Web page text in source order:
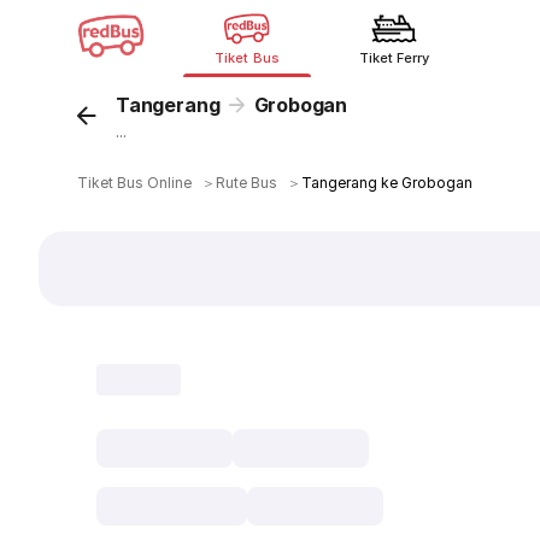
Tiket Bus Tiket Ferry
Tangerang Grobogan
...
Tiket Bus Online ＞ Rute Bus ＞ Tangerang ke Grobogan